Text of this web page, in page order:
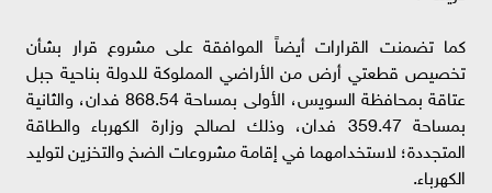
كما تضمنت القرارات أيضاً الموافقة على مشروع قرار بشأن
تخصيص قطعتي أرض من الأراضي المملوكة للدولة بناحية جبل
عتاقة بمحافظة السويس، الأولى بمساحة 868.54 فدان، والثانية
بمساحة 359.47 فدان، وذلك لصالح وزارة الكهرباء والطاقة
المتجددة؛ لاستخدامهما في إقامة مشروعات الضخ والتخزين لتوليد
الكهرباء.